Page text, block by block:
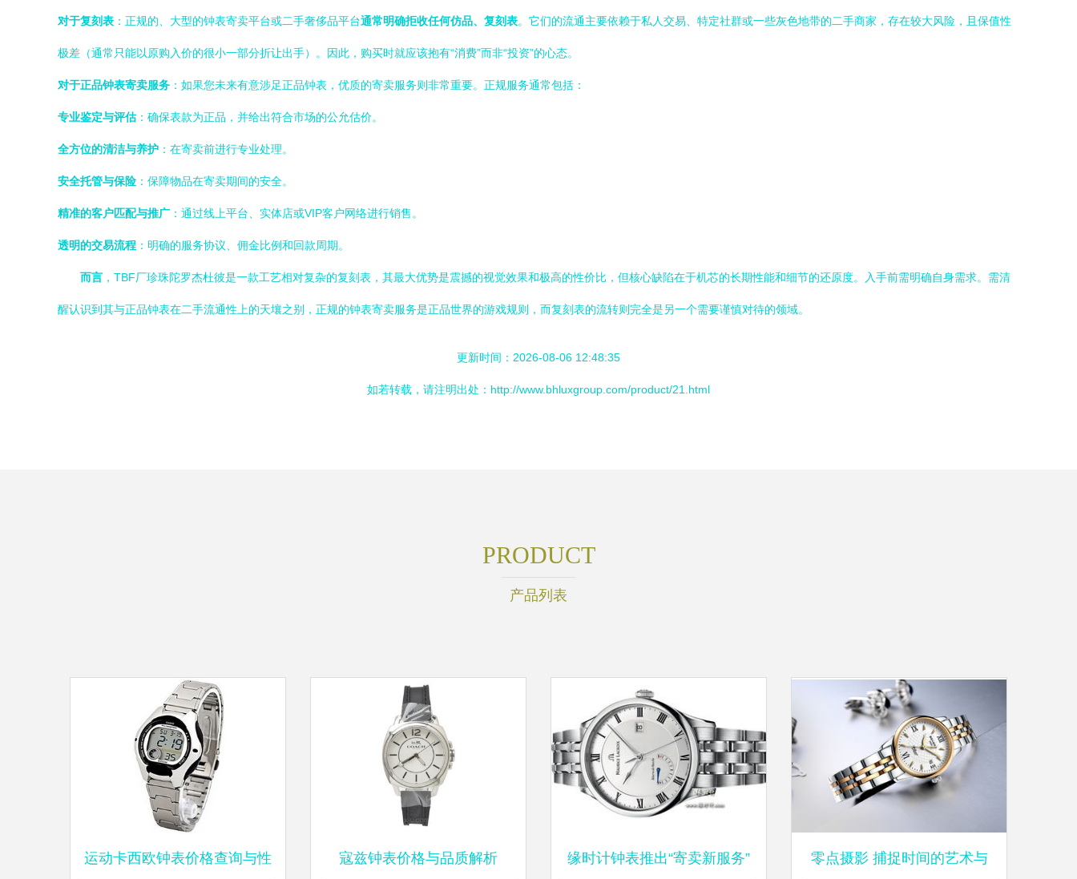
对于复刻表 ：正规的、大型的钟表寄卖平台或二手奢侈品平台通常明确拒收任何仿品、复刻表。它们的流通主要依赖于私人交易、特定社群或一些灰色地带的二手商家，存在较大风险，且保值性
极差（通常只能以原购入价的很小一部分折让出手）。因此，购买时就应该抱有“消费”而非“投资”的心态。
对于正品钟表寄卖服务 ：如果您未来有意涉足正品钟表，优质的寄卖服务则非常重要。正规服务通常包括：
专业鉴定与评估：确保表款为正品，并给出符合市场的公允估价。
全方位的清洁与养护 ：在寄卖前进行专业处理。
安全托管与保险 ：保障物品在寄卖期间的安全。
精准的客户匹配与推广 ：通过线上平台、实体店或VIP客户网络进行销售。
透明的交易流程 ：明确的服务协议、佣金比例和回款周期。
而言 ，TBF厂珍珠陀罗杰杜彼是一款工艺相对复杂的复刻表，其最大优势是震撼的视觉效果和极高的性价比，但核心缺陷在于机芯的长期性能和细节的还原度。入手前需明确自身需求。需清
醒认识到其与正品钟表在二手流通性上的天壤之别，正规的钟表寄卖服务是正品世界的游戏规则，而复刻表的流转则完全是另一个需要谨慎对待的领域。
更新时间：2026-08-06 12:48:35
如若转载，请注明出处：http://www.bhluxgroup.com/product/21.html
PRODUCT
产品列表
运动卡西欧钟表价格查询与性 寇兹钟表价格与品质解析 缘时计钟表推出“寄卖新服务” 零点摄影 捕捉时间的艺术与